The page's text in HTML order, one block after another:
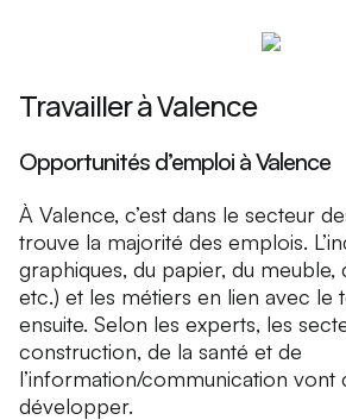
Travailler à Valence
Opportunités d’emploi à Valence
À Valence, c’est dans le secteur
trouve la majorité des emplois.
graphiques, du papier, du
etc.) et les métiers en lien avec le
ensuite. Selon les experts, les
construction, de la santé et de
l’information/communication vont
développer.